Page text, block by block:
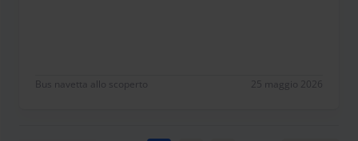
Bus navetta allo scoperto 25 maggio 2026